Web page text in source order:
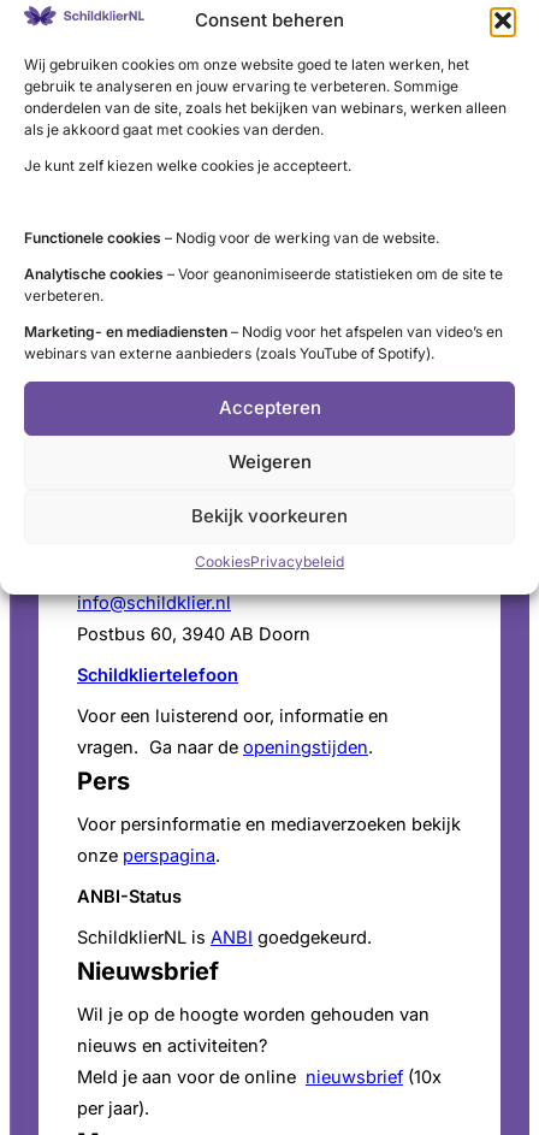
Consent beheren
Wij gebruiken cookies om onze website goed te laten werken, het
gebruik te analyseren en jouw ervaring te verbeteren. Sommige
onderdelen van de site, zoals het bekijken van webinars, werken alleen
als je akkoord gaat met cookies van derden.
Je kunt zelf kiezen welke cookies je accepteert.
Functionele cookies – Nodig voor de werking van de website.
Analytische cookies – Voor geanonimiseerde statistieken om de site te
verbeteren.
Marketing- en mediadiensten – Nodig voor het afspelen van video’s en
webinars van externe aanbieders (zoals YouTube of Spotify).
Accepteren
Weigeren
Bekijk voorkeuren
CookiesPrivacybeleid
informatie, lotgenotencontact en praktische
ontmoet je onze ervaringsdeskundige vrijwilligers in
stands door heel het land, kun je een
informatiebijeenkomst bijwonen of ons ontmoeten op de
Dag van de Vrouwengezondheid (24 mei) in Jaarbeurs
Ontdek alle activiteiten
LinkedIn
X YouTube
Instagram
Facebook
tel. 085 – 489 12 36
info@schildklier.nl
Postbus 60, 3940 AB Doorn
Schildkliertelefoon
Voor een luisterend oor, informatie en
vragen. Ga naar de openingstijden.
Pers
Voor persinformatie en mediaverzoeken bekijk
onze perspagina.
ANBI-Status
SchildklierNL is ANBI goedgekeurd.
Nieuwsbrief
Wil je op de hoogte worden gehouden van
nieuws en activiteiten?
Meld je aan voor de online nieuwsbrief (10x
per jaar).